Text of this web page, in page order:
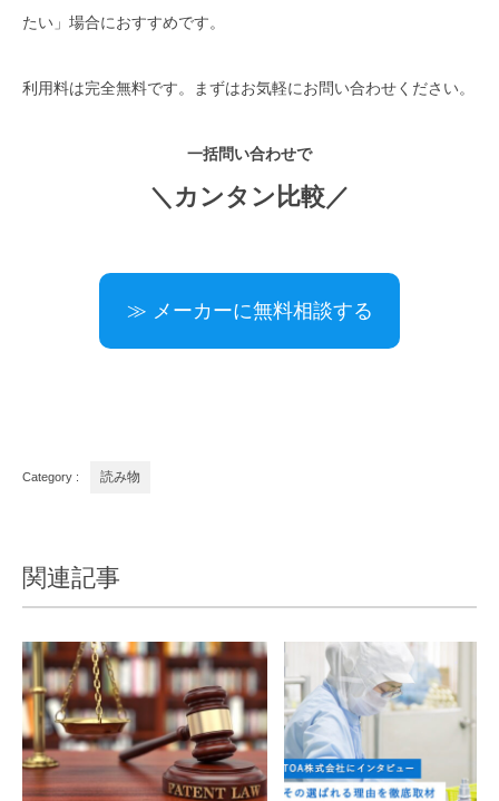
たい」場合におすすめです。
利用料は完全無料です。まずはお気軽にお問い合わせください。
一括問い合わせで
＼カンタン比較／
≫ メーカーに無料相談する
Category : 読み物
関連記事